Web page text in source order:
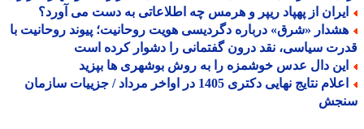
از پهپاد ریپر و هرمس چه اطلاعاتی به دست می آورد؟
«شرق» درباره دگردیسی هویت روحانیت؛ پیوند روحانیت با
سیاسی، نقد درون گفتمانی را دشوار کرده است
دال عدس خوشمزه را به روش بوشهری ها بپزید
اعلام نتایج نهایی دکتری 1405 در اواخر مرداد / جزییات سازمان